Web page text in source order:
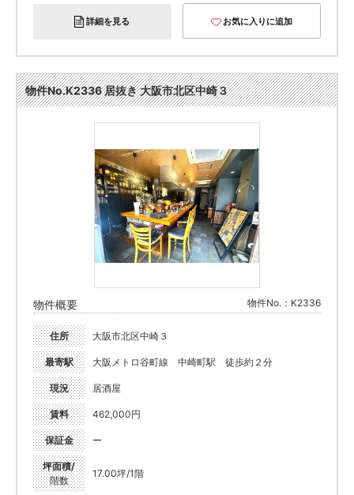
詳細を見る お気に入りに追加
物件No.K2336 居抜き 大阪市北区中崎３
物件概要 物件No.：K2336
住所 大阪市北区中崎３
最寄駅 大阪メトロ谷町線 中崎町駅 徒歩約２分
現況 居酒屋
賃料 462,000円
保証金 ー
坪面積/
階数
17.00坪/1階